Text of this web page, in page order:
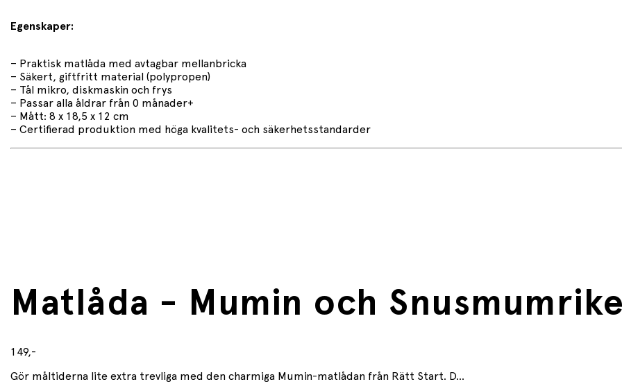
Egenskaper:
– Praktisk matlåda med avtagbar mellanbricka
– Säkert, giftfritt material (polypropen)
– Tål mikro, diskmaskin och frys
– Passar alla åldrar från 0 månader+
– Mått: 8 x 18,5 x 12 cm
– Certifierad produktion med höga kvalitets- och säkerhetsstandarder
Matlåda - Mumin och
149,-
Gör måltiderna lite extra trevliga med den charmiga Mumin-matlådan från Rätt Start. D...